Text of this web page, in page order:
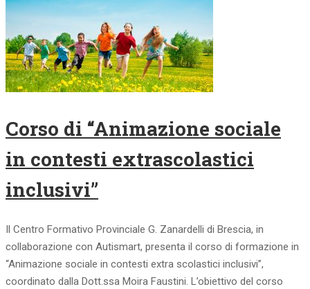
Corso di “Animazione sociale
in contesti extrascolastici
inclusivi”
Il Centro Formativo Provinciale G. Zanardelli di Brescia, in
collaborazione con Autismart, presenta il corso di formazione in
“Animazione sociale in contesti extra scolastici inclusivi”,
coordinato dalla Dott.ssa Moira Faustini. L’obiettivo del corso